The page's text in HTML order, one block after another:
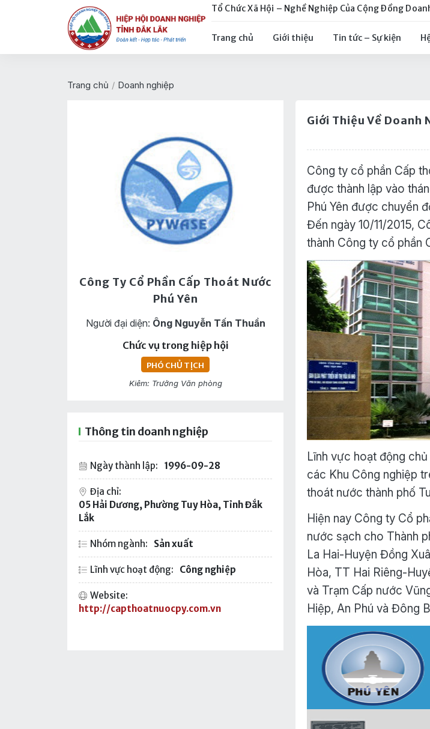
Tổ Chức Xã Hội – Nghề Nghiệp Của Cộng Đồng
Trang chủ Giới thiệu Tin tức – Sự kiện
Trang chủ / Doanh nghiệp
Công Ty Cổ Phần Cấp Thoát Nước
Phú Yên
Người đại diện: Ông Nguyễn Tấn Thuần
Chức vụ trong hiệp hội
PHÓ CHỦ TỊCH
Kiêm: Trưởng Văn phòng
Thông tin doanh nghiệp
Ngày thành lập: 1996-09-28
Địa chỉ:
05 Hải Dương, Phường Tuy Hòa, Tỉnh Đắk
Lắk
Nhóm ngành: Sản xuất
Lĩnh vực hoạt động: Công nghiệp
Website:
http://capthoatnuocpy.com.vn
Giới Thiệu Về Doanh
Công ty cổ phần Cấp
được thành lập vào
Phú Yên được chuyển
Đến ngày 10/11/2015,
thành Công ty cổ phần
Lĩnh vực hoạt động
các Khu Công nghiệp
thoát nước thành phố
Hiện nay Công ty Cổ
nước sạch cho Thành
La Hai-Huyện Đồng
Hòa, TT Hai Riêng-
và Trạm Cấp nước
Hiệp, An Phú và Đông